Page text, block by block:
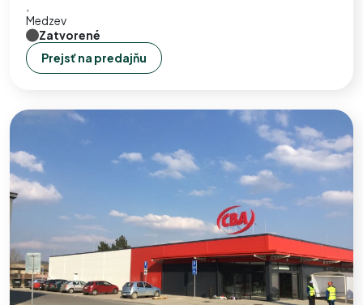
Medzev
Zatvorené
Prejsť na predajňu